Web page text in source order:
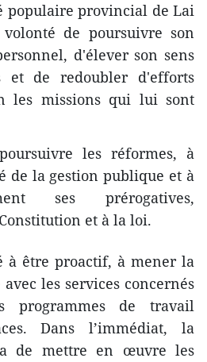
populaire provincial de Lai
de poursuivre son
d'élever son sens
et de redoubler d'efforts
les missions qui lui sont
les réformes, à
de la gestion publique et à
ses prérogatives,
et à la loi.
à être proactif, à mener la
les services concernés
programmes de travail
Dans l’immédiat, la
de mettre en œuvre les